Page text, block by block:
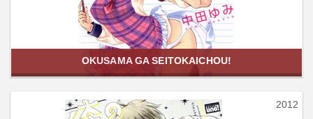
OKUSAMA GA SEITOKAICHOU!
2012